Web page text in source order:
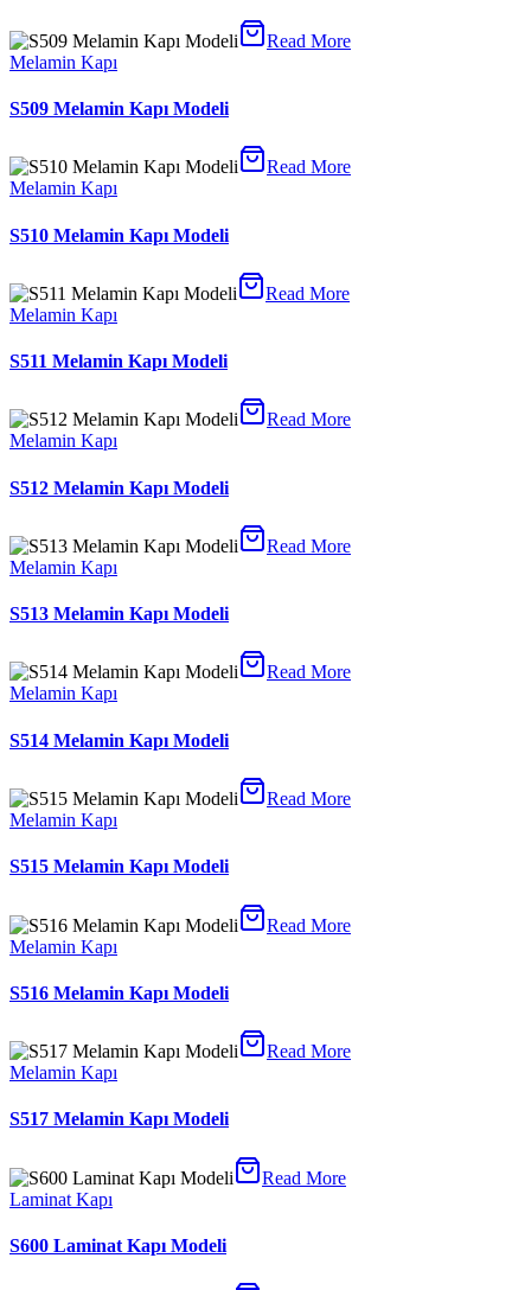
Read More
Melamin Kapı
S509 Melamin Kapı Modeli
Read More
Melamin Kapı
S510 Melamin Kapı Modeli
Read More
Melamin Kapı
S511 Melamin Kapı Modeli
Read More
Melamin Kapı
S512 Melamin Kapı Modeli
Read More
Melamin Kapı
S513 Melamin Kapı Modeli
Read More
Melamin Kapı
S514 Melamin Kapı Modeli
Read More
Melamin Kapı
S515 Melamin Kapı Modeli
Read More
Melamin Kapı
S516 Melamin Kapı Modeli
Read More
Melamin Kapı
S517 Melamin Kapı Modeli
Read More
Laminat Kapı
S600 Laminat Kapı Modeli